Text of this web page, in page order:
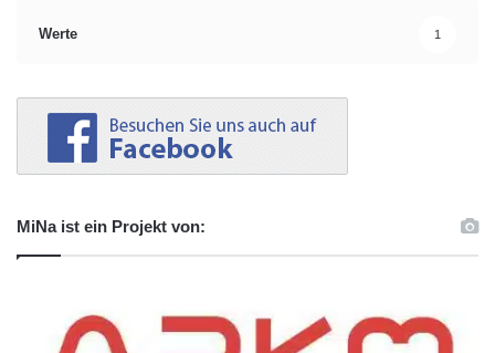
Werte 1
MiNa ist ein Projekt von: